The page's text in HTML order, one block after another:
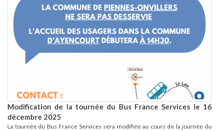
Modification de la tournée du Bus France Services le 16
décembre 2025
La tournée du Bus France Services sera modifiée au cours de la journée du